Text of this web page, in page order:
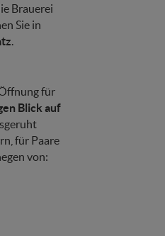
Brauerei
Sie in
.
für
Blick auf
für Paare
von: